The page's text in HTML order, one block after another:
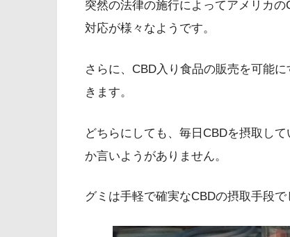
突然の法律の施行によってアメリカ
対応が様々なようです。
さらに、CBD入り食品の販売を可能
きます。
どちらにしても、毎日CBDを摂取し
か言いようがありません。
グミは手軽で確実なCBDの摂取手段で